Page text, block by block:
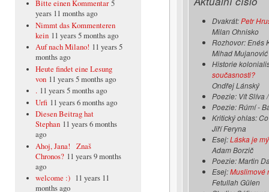
Bitte einen Kommentar 5
years 11 months ago
Nimmt das Kommenteren
kein 11 years 5 months ago
Auf nach Milano! 11 years 5
months ago
Heute findet eine Lesung
von 11 years 5 months ago
. 11 years 5 months ago
Urfi 11 years 6 months ago
Diesen Beitrag hat
Stephan 11 years 6 months
ago
Ahoj, Jana! Znaš
Chronos? 11 years 9 months
ago
welcome :) 11 years 11
months ago
Dvakrát:Petr
Milan Ohnisko
Rozhovor: Enés
Mihad Mujanović
Historie
současnosti?
Ondřej Lánský
Poezie: Vít Slíva
Poezie: Rúmí -
Kritický ohlas:
Jiří Feryna
Esej:Láska je
Adam Borzič
Poezie: Martin
Esej:Muslimové
Fetullah Gülen